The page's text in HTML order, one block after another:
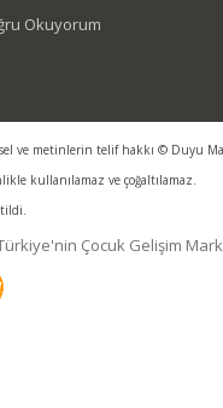
Okuyorum
ve metinlerin telif hakkı © Duyu
kullanılamaz ve çoğaltılamaz.
Çocuk Gelişim